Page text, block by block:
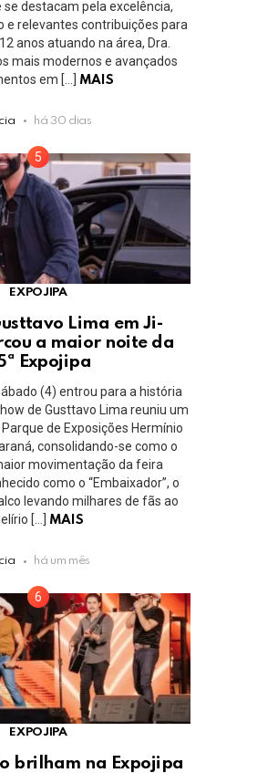
destacam pela excelência,
e relevantes contribuições para
anos atuando na área, Dra.
mais modernos e avançados
em […]
MAIS
há 30 dias
EXPOJIPA
Lima em Ji-
a maior noite da
Expojipa
(4) entrou para a história
de Gusttavo Lima reuniu um
de Exposições Hermínio
consolidando-se como o
movimentação da feira
como o “Embaixador”, o
levando milhares de fãs ao
[…]
MAIS
há um mês
EXPOJIPA
brilham na Expojipa